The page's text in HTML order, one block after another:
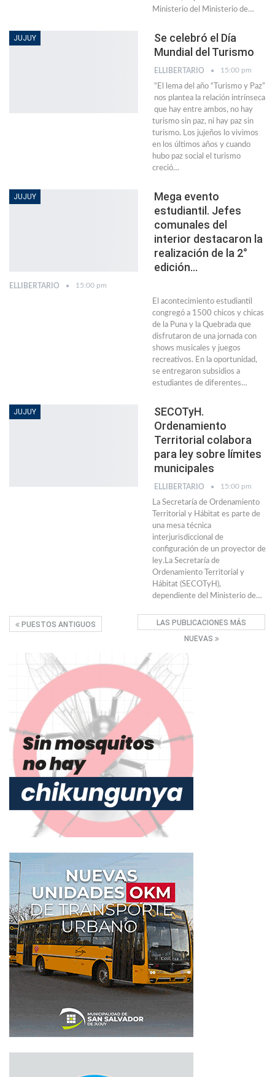
Ministerio del Ministerio de…
JUJUY
Se celebró el Día
Mundial del Turismo
ELLIBERTARIO 15:00 pm
“El lema del año “Turismo y Paz”
nos plantea la relación intrínseca
que hay entre ambos, no hay
turismo sin paz, ni hay paz sin
turismo. Los jujeños lo vivimos
en los últimos años y cuando
hubo paz social el turismo
creció…
JUJUY
Mega evento
estudiantil. Jefes
comunales del
interior destacaron la
realización de la 2°
edición…
ELLIBERTARIO 15:00 pm
El acontecimiento estudiantil
congregó a 1500 chicos y chicas
de la Puna y la Quebrada que
disfrutaron de una jornada con
shows musicales y juegos
recreativos. En la oportunidad,
se entregaron subsidios a
estudiantes de diferentes…
JUJUY
SECOTyH.
Ordenamiento
Territorial colabora
para ley sobre límites
municipales
ELLIBERTARIO 15:00 pm
La Secretaría de Ordenamiento
Territorial y Hábitat es parte de
una mesa técnica
interjurisdiccional de
configuración de un proyector de
ley.La Secretaría de
Ordenamiento Territorial y
Hábitat (SECOTyH),
dependiente del Ministerio de…
PUESTOS ANTIGUOS
LAS PUBLICACIONES MÁS
NUEVAS